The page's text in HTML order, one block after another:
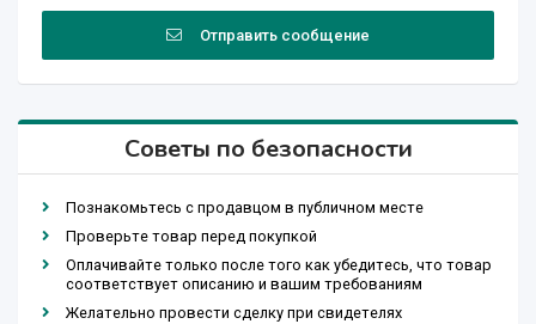
Отправить сообщение
Советы по безопасности
Познакомьтесь с продавцом в публичном месте
Проверьте товар перед покупкой
Оплачивайте только после того как убедитесь, что товар
соответствует описанию и вашим требованиям
Желательно провести сделку при свидетелях